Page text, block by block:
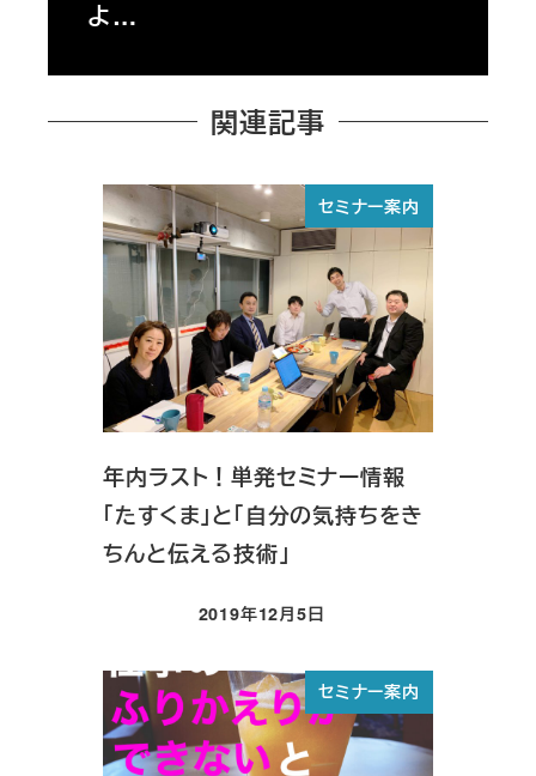
よ…
関連記事
セミナー案内
年内ラスト！単発セミナー情報
「たすくま」と「自分の気持ちをき
ちんと伝える技術」
投稿日
2019年12月5日
セミナー案内